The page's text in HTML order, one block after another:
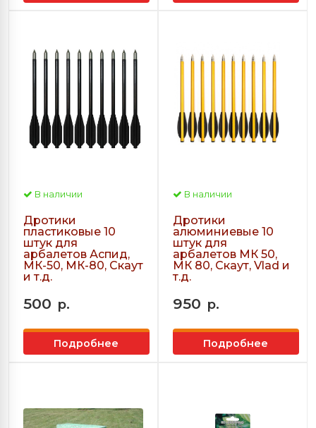
В наличии
Дротики
пластиковые 10
штук для
арбалетов Аспид,
МК-50, МК-80, Скаут
и т.д.
500 р.
Подробнее
В наличии
Дротики
алюминиевые 10
штук для
арбалетов МК 50,
МК 80, Скаут, Vlad и
т.д.
950 р.
Подробнее